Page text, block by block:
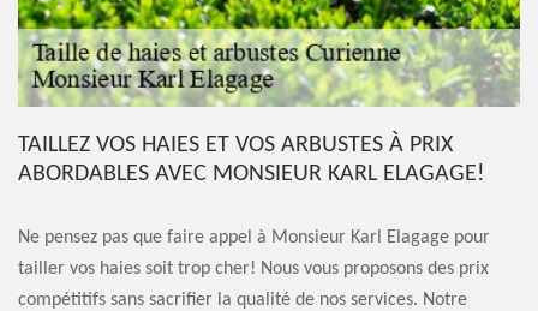
TAILLEZ VOS HAIES ET VOS ARBUSTES À PRIX
ABORDABLES AVEC MONSIEUR KARL ELAGAGE!
Ne pensez pas que faire appel à Monsieur Karl Elagage pour
tailler vos haies soit trop cher! Nous vous proposons des prix
compétitifs sans sacrifier la qualité de nos services. Notre